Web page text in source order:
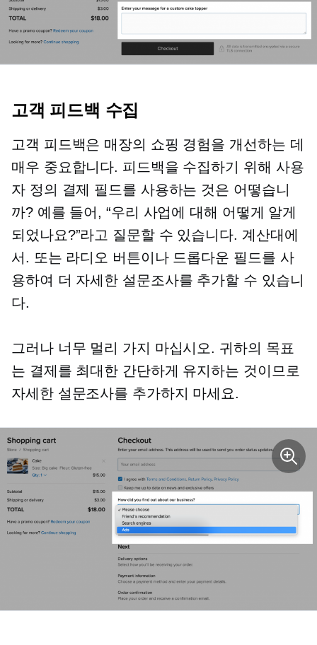
고객 피드백 수집
고객 피드백은 매장의 쇼핑 경험을 개선하는 데
매우 중요합니다. 피드백을 수집하기 위해 사용
자 정의 결제 필드를 사용하는 것은 어떻습니
까? 예를 들어, “우리 사업에 대해 어떻게 알게
되었나요?”라고 질문할 수 있습니다. 계산대에
서. 또는 라디오 버튼이나 드롭다운 필드를 사
용하여 더 자세한 설문조사를 추가할 수 있습니
다.
그러나 너무 멀리 가지 마십시오. 귀하의 목표
는 결제를 최대한 간단하게 유지하는 것이므로
자세한 설문조사를 추가하지 마세요.